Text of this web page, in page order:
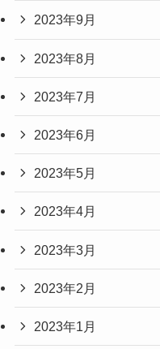
2023年9月
2023年8月
2023年7月
2023年6月
2023年5月
2023年4月
2023年3月
2023年2月
2023年1月